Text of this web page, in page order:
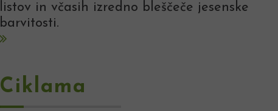
listov in včasih izredno bleščeče jesenske
barvitosti.
Ciklama